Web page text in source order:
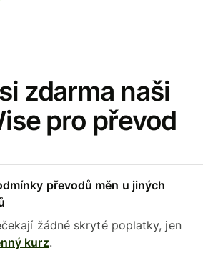
zdarma naši
pro převod
převodů měn u jiných
žádné skryté poplatky, jen
kurz.